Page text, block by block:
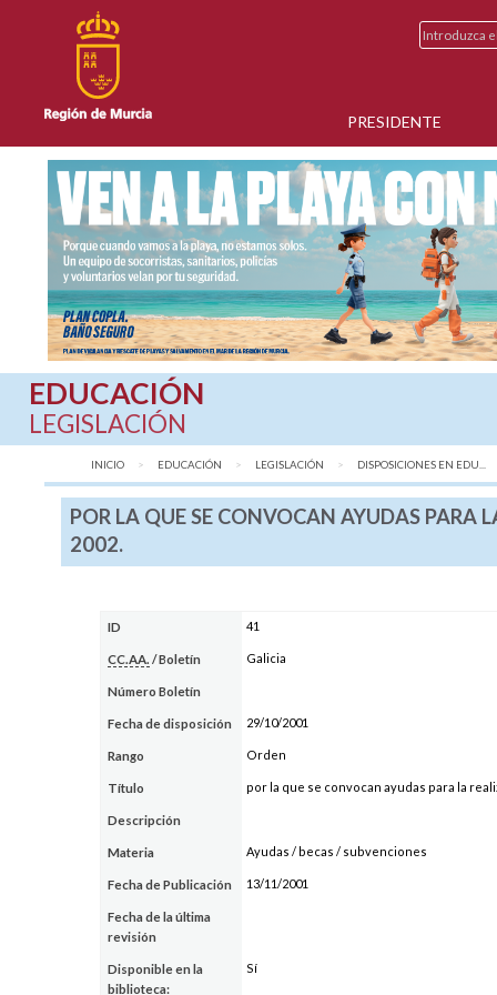
PRESIDENTE
EDUCACIÓN
LEGISLACIÓN
INICIO EDUCACIÓN LEGISLACIÓN DISPOSICIONES EN EDU...
POR LA QUE SE CONVOCAN AYUDAS PARA
2002.
ID 41
CC.AA. / Boletín Galicia
Número Boletín
Fecha de disposición 29/10/2001
Rango Orden
Título por la que se convocan ayudas para la
Descripción
Materia Ayudas / becas / subvenciones
Fecha de Publicación 13/11/2001
Fecha de la última
revisión
Disponible en la
biblioteca:
Sí